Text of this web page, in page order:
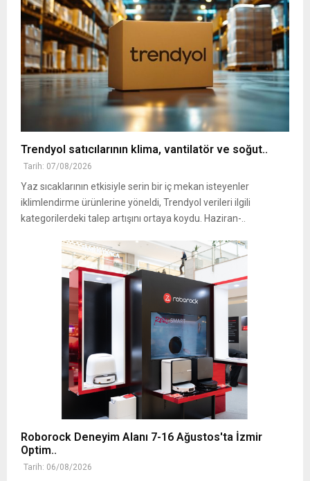
Trendyol satıcılarının klima, vantilatör ‎ve soğut..
Tarih: 07/08/2026
Yaz sıcaklarının etkisiyle serin bir iç mekan isteyenler
iklimlendirme ürünlerine yöneldi, ‎Trendyol verileri ilgili
kategorilerdeki talep artışını ortaya koydu. Haziran-..
Roborock Deneyim Alanı 7-16 Ağustos'ta İzmir
Optim..
Tarih: 06/08/2026